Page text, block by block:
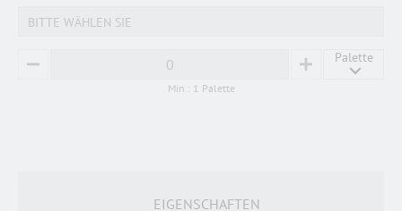
BITTE WÄHLEN SIE
MINUS PLUS
Palette
Min.: 1 Palette
EIGENSCHAFTEN